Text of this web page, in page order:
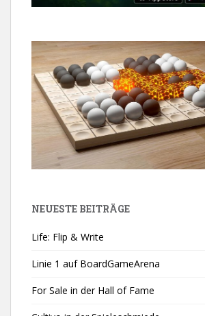
NEUESTE BEITRÄGE
Life: Flip & Write
Linie 1 auf BoardGameArena
For Sale in der Hall of Fame